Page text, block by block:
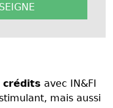
crédits avec IN&FI
mais aussi